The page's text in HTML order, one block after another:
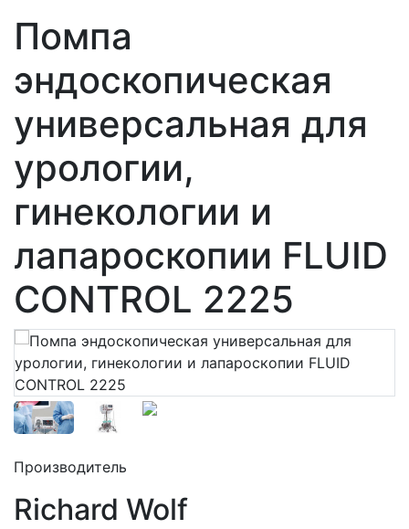
Помпа
эндоскопическая
универсальная для
урологии,
гинекологии и
лапароскопии FLUID
CONTROL 2225
Производитель
Richard Wolf